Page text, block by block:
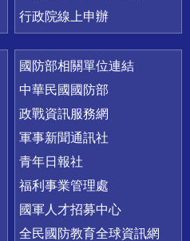
行政院線上申辦
國防部相關單位連結
中華民國國防部
政戰資訊服務網
軍事新聞通訊社
青年日報社
福利事業管理處
國軍人才招募中心
全民國防教育全球資訊網